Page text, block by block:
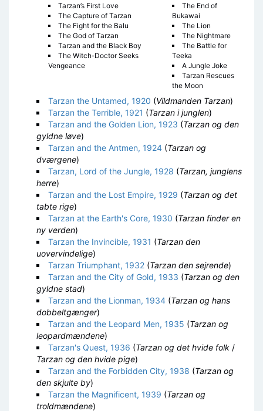
Tarzan’s First Love
The Capture of Tarzan
The Fight for the Balu
The God of Tarzan
Tarzan and the Black Boy
The Witch-Doctor Seeks
Vengeance
The End of
Bukawai
The Lion
The Nightmare
The Battle for
Teeka
A Jungle Joke
Tarzan Rescues
the Moon
Tarzan the Untamed, 1920 (Vildmanden Tarzan)
Tarzan the Terrible, 1921 (Tarzan i junglen)
Tarzan and the Golden Lion, 1923 (Tarzan og den
gyldne løve)
Tarzan and the Antmen, 1924(Tarzan og
dværgene)
Tarzan, Lord of the Jungle, 1928 (Tarzan, junglens
herre)
Tarzan and the Lost Empire, 1929 (Tarzan og det
tabte rige)
Tarzan at the Earth's Core, 1930 (Tarzan finder en
ny verden)
Tarzan the Invincible, 1931 (Tarzan den
uovervindelige)
Tarzan Triumphant, 1932(Tarzan den sejrende)
Tarzan and the City of Gold, 1933 (Tarzan og den
gyldne stad)
Tarzan and the Lionman, 1934(Tarzan og hans
dobbeltgænger)
Tarzan and the Leopard Men, 1935 (Tarzan og
leopardmændene)
Tarzan's Quest, 1936 (Tarzan og det hvide folk/
Tarzan og den hvide pige)
Tarzan and the Forbidden City, 1938 (Tarzan og
den skjulte by)
Tarzan the Magnificent, 1939 (Tarzan og
troldmændene)